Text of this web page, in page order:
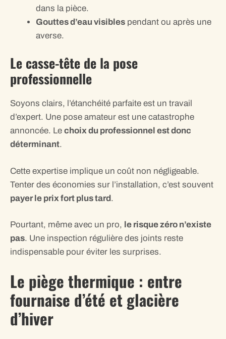
dans la pièce.
Gouttes d’eau visibles pendant ou après une
averse.
Le casse-tête de la pose
professionnelle
Soyons clairs, l’étanchéité parfaite est un travail
d’expert. Une pose amateur est une catastrophe
annoncée. Le choix du professionnel est donc
déterminant.
Cette expertise implique un coût non négligeable.
Tenter des économies sur l’installation, c’est souvent
payer le prix fort plus tard.
Pourtant, même avec un pro, le risque zéro n’existe
pas. Une inspection régulière des joints reste
indispensable pour éviter les surprises.
Le piège thermique : entre
fournaise d’été et glacière
d’hiver